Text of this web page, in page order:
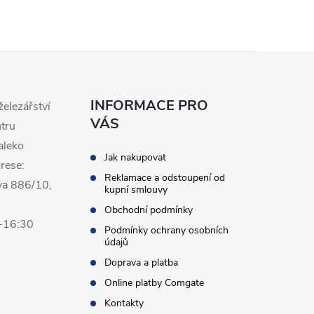
886/10,
16:30
INFORMACE PRO
VÁS
Jak nakupovat
Reklamace a odstoupení od
kupní smlouvy
Obchodní podmínky
Podmínky ochrany osobních
údajů
Doprava a platba
Online platby Comgate
Kontakty